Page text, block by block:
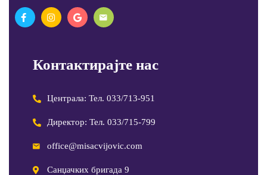
Контактирајте нас
Централа: Тел. 033/713-951
Директор: Тел. 033/715-799
office@misacvijovic.com
Санџачких бригада 9